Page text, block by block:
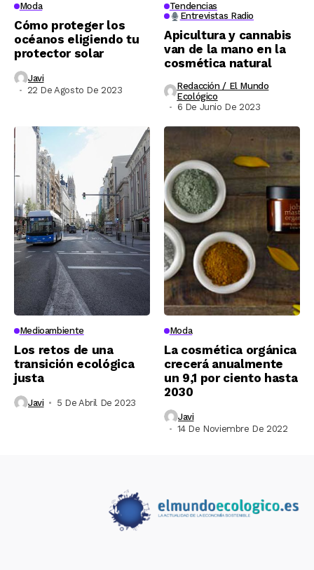
Moda
Cómo proteger los
océanos eligiendo tu
protector solar
Javi
22 De Agosto De 2023
Tendencias
Entrevistas Radio
Apicultura y cannabis
van de la mano en la
cosmética natural
Redacción / El Mundo
Ecológico
6 De Junio De 2023
Medioambiente
Los retos de una
transición ecológica
justa
Javi 5 De Abril De 2023
Moda
La cosmética orgánica
crecerá anualmente
un 9,1 por ciento hasta
2030
Javi
14 De Noviembre De 2022